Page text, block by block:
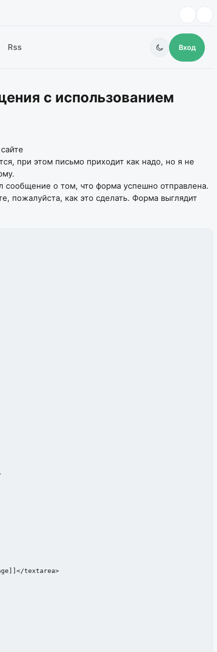
Rss Вход
с использованием
при этом письмо приходит как надо, но я не
сообщение о том, что форма успешно отправлена.
пожалуйста, как это сделать. Форма выглядит
textarea>